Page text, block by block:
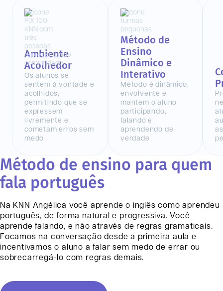
Ambiente
Acolhedor
Os alunos se
sentem à vontade e
acolhidos,
permitindo que se
expressem
livremente e
cometam erros sem
medo
Método de
Ensino
Dinâmico e
Interativo
Método é dinâmico,
envolvente e
mantem o aluno
participando,
falando e
aprendendo de
verdade
Método de ensino para quem
fala português
Na KNN Angélica você aprende o inglês como aprendeu
português, de forma natural e progressiva. Você
aprende falando, e não através de regras gramaticais.
Focamos na conversação desde a primeira aula e
incentivamos o aluno a falar sem medo de errar ou
sobrecarregá-lo com regras demais.